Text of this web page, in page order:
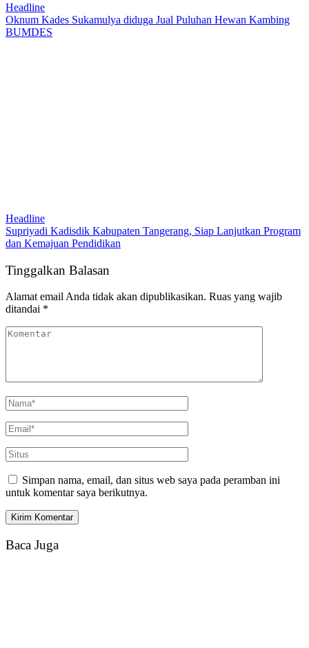
Headline
Oknum Kades Sukamulya diduga Jual Puluhan Hewan Kambing
BUMDES
Headline
Supriyadi Kadisdik Kabupaten Tangerang, Siap Lanjutkan Program
dan Kemajuan Pendidikan
Tinggalkan Balasan
Alamat email Anda tidak akan dipublikasikan. Ruas yang wajib
ditandai *
Simpan nama, email, dan situs web saya pada peramban ini
untuk komentar saya berikutnya.
Baca Juga